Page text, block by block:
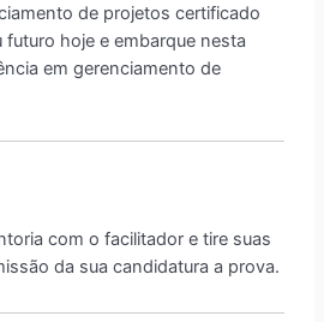
de projetos certificado
futuro hoje e embarque nesta
em gerenciamento de
com o facilitador e tire suas
da sua candidatura a prova.